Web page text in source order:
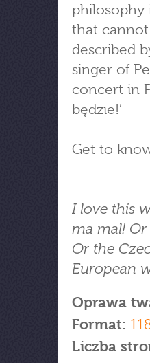
philosophy
that
described
singer of
concert in
będzie!’
Get to
I love this
ma mal!
Or the
European
Oprawa
Format:
Liczba